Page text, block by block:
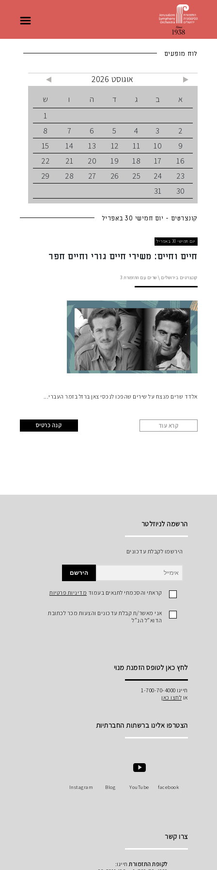
קונצרטים - יום חמישי 30 באפריל
יום חמישי 30 באפריל
קונצרטים בירושלים \ שרים עם התזמורת
חיים וחיים: משירי חיים גורי וחיים חפר
אלדד שרים מנצח על שירים שהפכו לנכסי צאן ברזל בזמר העברי
קרא עוד קנה כרטיס
לוח מופעים
אוגוסט 2026
א ב ג ד ה ו
ש
1
2
3
4
5
6
7
8
9
10
11
12
13
14
15
16
17
18
19
20
21
22
23
24
25
26
27
28
29
30
31
הרשמה לניוזלטר
הירשמו לקבלת עדכונים
הירשם
קראתי והסכמתי לתנאים בעמוד מדיניות פרטיות
אני מאשר/ת קבלת עדכונים והצעות מכר לכתובת
הדוא"ל הנ"ל
לחץ כאן לטופס הזמנת מנוי
חייגו 1-700-70-4000
או לחצו כאן
הצטרפו אלינו ברשתות החברתיות
facebook
YouTube
Blog
Instagram
צרו קשר
לקופת התזמורתחייגו: